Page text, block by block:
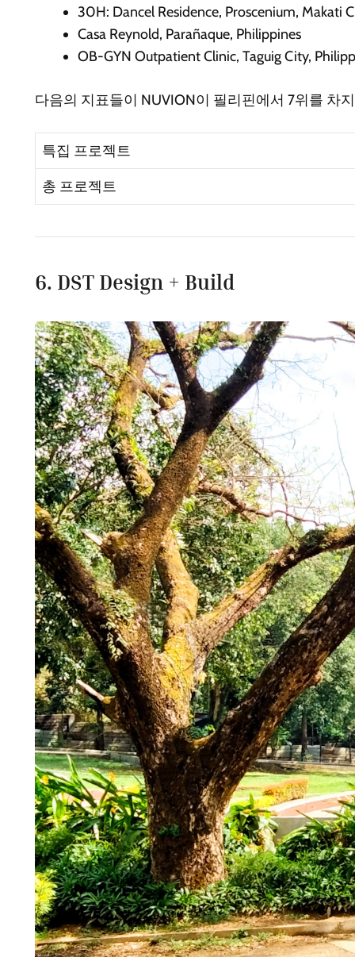
30H: Dancel Residence, Proscenium, Makati
Casa Reynold, Parañaque, Philippines
OB-GYN Outpatient Clinic, Taguig City,
다음의 지표들이 NUVION이 필리핀에서 7위를 차
특집 프로젝트
총 프로젝트
6. DST Design + Build